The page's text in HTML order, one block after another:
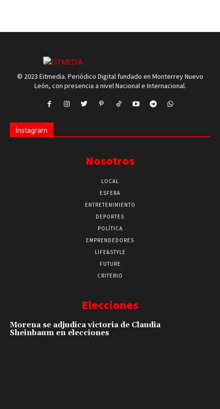
© 2023 Eitmedia. Periódico Digital fundado en Monterrey Nuevo
León, con presencia a nivel Nacional e Internacional.
Instagram
Nosotros
LOCAL
ESFERA
ENTRETENIMIENTO
DEPORTES
POLÍTICA
EMPRENDEDORES
LIFE&STYLE
FUTURE
CRITERIO
Elecciones
Morena se adjudica victoria de Claudia
Sheinbaum en elecciones